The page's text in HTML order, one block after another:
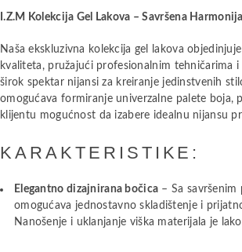
I.Z.M Kolekcija Gel Lakova – Savršena
Naša ekskluzivna kolekcija gel lakova
kvaliteta, pružajući profesionalnim tehničarima
širok spektar nijansi za kreiranje jedinstvenih
omogućava formiranje univerzalne palete boja,
klijentu mogućnost da izabere idealnu nijansu
KARAKTERISTIKE:
Elegantno dizajnirana bočica – Sa savršenim
omogućava jednostavno skladištenje i
Nanošenje i uklanjanje viška materijala je